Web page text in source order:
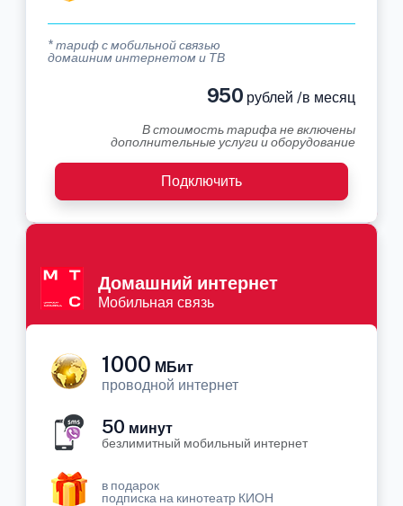
* тариф с мобильной связью
домашним интернетом и ТВ
950 рублей /в месяц
В стоимость тарифа не включены
дополнительные услуги и оборудование
Подключить
Домашний интернет
Мобильная связь
1000 МБит
проводной интернет
50 минут
безлимитный мобильный интернет
в подарок
подписка на кинотеатр КИОН